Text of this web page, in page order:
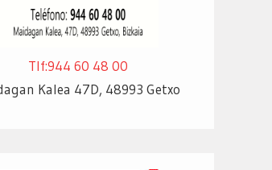
Tlf:944 60 48 00
Kalea 47D, 48993 Getxo